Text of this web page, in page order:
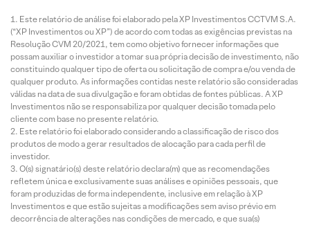
Este relatório de análise foi elaborado pela XP Investimentos CCTVM S.A.
(“XP Investimentos ou XP”) de acordo com todas as exigências previstas na
Resolução CVM 20/2021, tem como objetivo fornecer informações que
possam auxiliar o investidor a tomar sua própria decisão de investimento, não
constituindo qualquer tipo de oferta ou solicitação de compra e/ou venda de
qualquer produto. As informações contidas neste relatório são consideradas
válidas na data de sua divulgação e foram obtidas de fontes públicas. A XP
Investimentos não se responsabiliza por qualquer decisão tomada pelo
cliente com base no presente relatório.
Este relatório foi elaborado considerando a classificação de risco dos
produtos de modo a gerar resultados de alocação para cada perfil de
investidor.
O(s) signatário(s) deste relatório declara(m) que as recomendações
refletem única e exclusivamente suas análises e opiniões pessoais, que
foram produzidas de forma independente, inclusive em relação à XP
Investimentos e que estão sujeitas a modificações sem aviso prévio em
decorrência de alterações nas condições de mercado, e que sua(s)